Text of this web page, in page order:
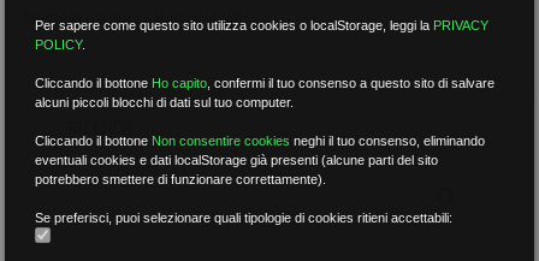
Nessun risultato.Rimuovi filtri
Per sapere come questo sito utilizza cookies o localStorage, leggi la PRIVACY
POLICY.
Cliccando il bottone Ho capito ,confermi il tuo consenso a questo sito di salvare
alcuni piccoli blocchi di dati sul tuo computer.
Cliccando il bottone Non consentire cookies neghi il tuo consenso, eliminando
eventuali cookies e dati localStorage già presenti (alcune parti del sito
potrebbero smettere di funzionare correttamente).
Se preferisci, puoi selezionare quali tipologie di cookies ritieni accettabili: